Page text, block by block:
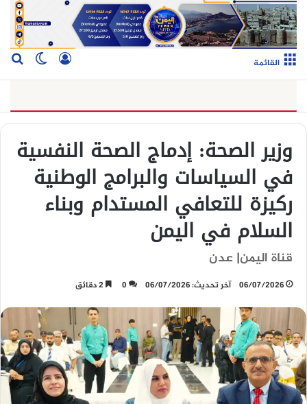
تسجيل القائمة
وزير الصحة: إدماج الصحة النفسية
في السياسات والبرامج الوطنية
ركيزة للتعافي المستدام وبناء
السلام في اليمن
قناة اليمن| عدن
06/07/2026 آخر تحديث: 06/07/2026 0